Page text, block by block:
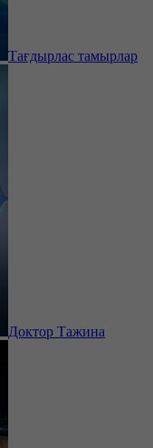
Тағдырлас тамырлар
Доктор Тажина